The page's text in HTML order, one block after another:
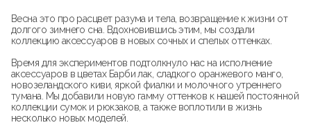
ИЗБРАННЫЕ КОЛЛЕКЦИИ
Весна это про расцвет разума и тела, возвращение к жизни от
долгого зимнего сна. Вдохновившись этим, мы создали
коллекцию аксессуаров в новых сочных и спелых оттенках.
Время для экспериментов подтолкнуло нас на исполнение
аксессуаров в цветах Барби лак, сладкого оранжевого манго,
новозеландского киви, яркой фиалки и молочного утреннего
тумана. Мы добавили новую гамму оттенков к нашей постоянной
коллекции сумок и рюкзаков, а также воплотили в жизнь
несколько новых моделей.